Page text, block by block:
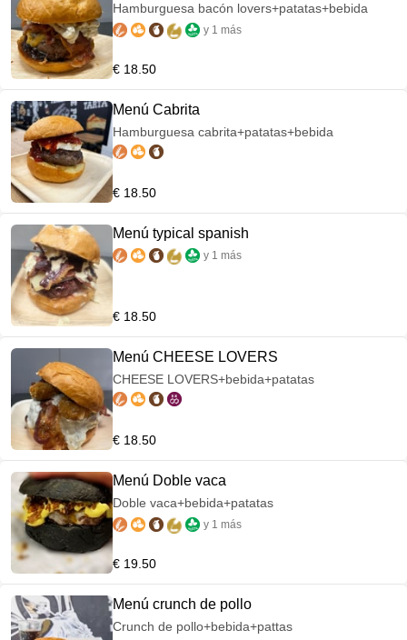
Hamburguesa bacón lovers+patatas+bebida
y 1 más
€ 18.50
Menú Cabrita
Hamburguesa cabrita+patatas+bebida
€ 18.50
Menú typical spanish
y 1 más
€ 18.50
Menú CHEESE LOVERS
CHEESE LOVERS+bebida+patatas
€ 18.50
Menú Doble vaca
Doble vaca+bebida+patatas
y 1 más
€ 19.50
Menú crunch de pollo
Crunch de pollo+bebida+pattas